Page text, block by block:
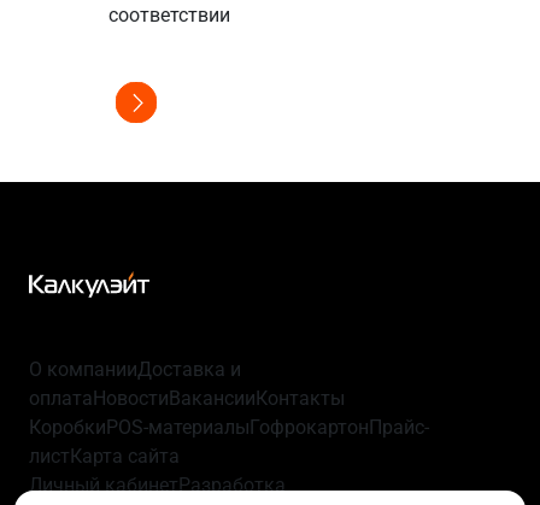
соответствии
О компанииДоставка и
оплатаНовостиВакансииКонтакты
КоробкиPOS-материалыГофрокартонПрайс-
листКарта сайта
Личный кабинетРазработка